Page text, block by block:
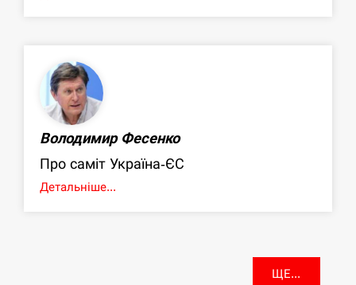
Володимир Фесенко
Про саміт Україна-ЄС
Детальніше...
ЩЕ...